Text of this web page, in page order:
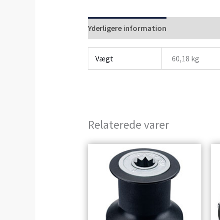
Yderligere information
Vægt 60,18 kg
Relaterede varer